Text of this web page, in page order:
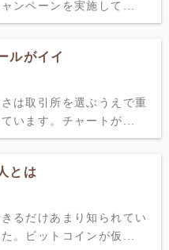
ンペーンを実施して...
ルがイイ
は取引所を選ぶうえで重
います。チャートが...
とは
るだけあまり知られてい
。ビットコインが仮...